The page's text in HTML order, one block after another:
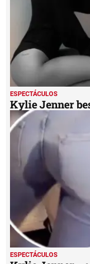
ESPECTÁCULOS
Kylie Jenner
ESPECTÁCULOS